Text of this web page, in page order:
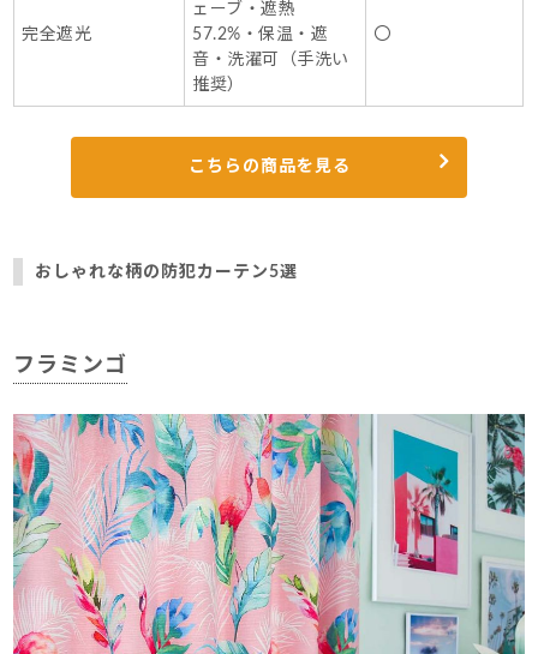
完全遮光
ェーブ・遮熱
57.2%・保温・遮
音・洗濯可（手洗い
推奨）
〇
こちらの商品を見る
おしゃれな柄の防犯カーテン5選
フラミンゴ